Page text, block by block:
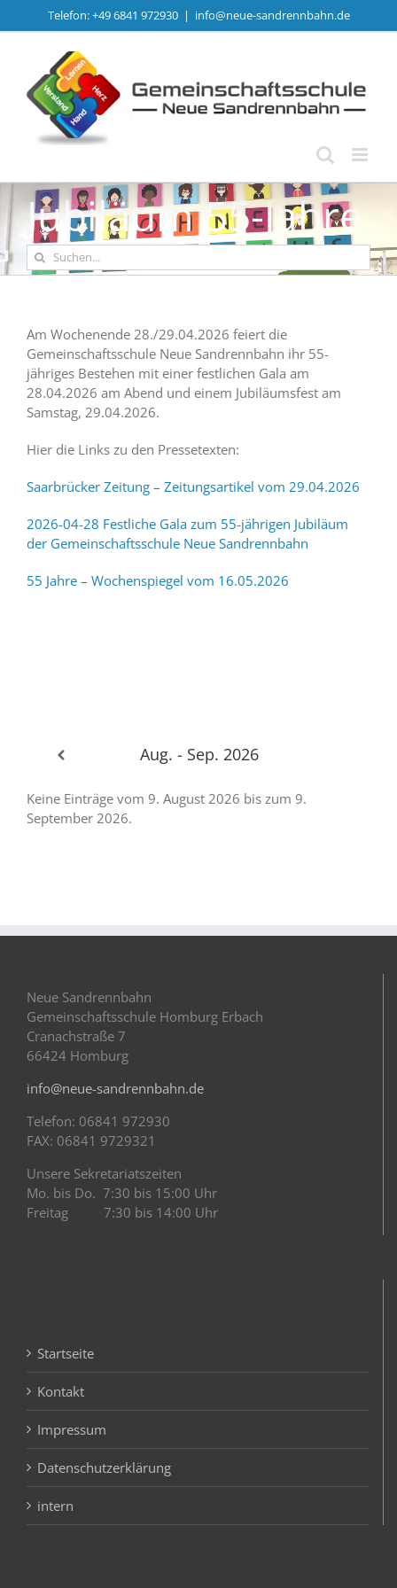
Inhalt
Telefon: +49 6841 972930 | info@neue-sandrennbahn.de
Jubiläum 55-Jahre
Suche
nach:
Am Wochenende 28./29.04.2026 feiert die
Gemeinschaftsschule Neue Sandrennbahn ihr 55-
jähriges Bestehen mit einer festlichen Gala am
28.04.2026 am Abend und einem Jubiläumsfest am
Samstag, 29.04.2026.
Hier die Links zu den Pressetexten:
Saarbrücker Zeitung – Zeitungsartikel vom 29.04.2026
2026-04-28 Festliche Gala zum 55-jährigen Jubiläum
der Gemeinschaftsschule Neue Sandrennbahn
55 Jahre – Wochenspiegel vom 16.05.2026
Aug. - Sep. 2026
Keine Einträge vom 9. August 2026 bis zum 9.
September 2026.
Neue Sandrennbahn
Gemeinschaftsschule Homburg Erbach
Cranachstraße 7
66424 Homburg
info@neue-sandrennbahn.de
Telefon: 06841 972930
FAX: 06841 9729321
Unsere Sekretariatszeiten
Mo. bis Do. 7:30 bis 15:00 Uhr
Freitag 7:30 bis 14:00 Uhr
Startseite
Kontakt
Impressum
Datenschutzerklärung
intern